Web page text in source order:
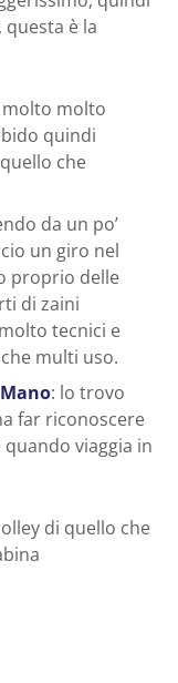
è la
molto
quindi
che
da un po’
un giro nel
proprio delle
di zaini
tecnici e
multi uso.
: lo trovo
far riconoscere
viaggia in
di quello che